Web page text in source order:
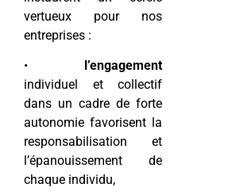
vertueux pour nos
entreprises :
•
l’engagement
individuel et collectif
dans un cadre de forte
autonomie favorisent la
responsabilisation et
l’épanouissement de
chaque individu,